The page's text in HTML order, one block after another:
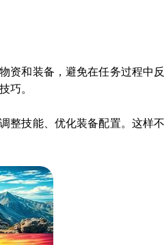
资和装备，避免在任务过程中
巧。
整技能、优化装备配置。这样